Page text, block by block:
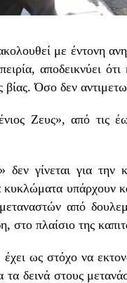
με έντονη
αποδεικνύει
Όσο δεν
Ζευς», από τις
γίνεται για την
κυκλώματα υπάρχουν
από
στο πλαίσιο της
ως στόχο να
δεινά στους